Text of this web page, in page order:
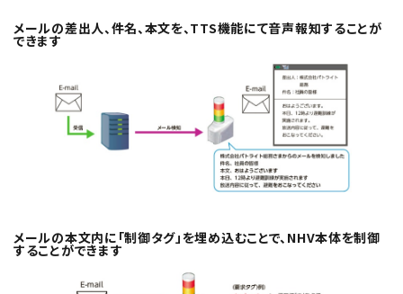
メールの差出人、件名、本文を、TTS機能にて音声報知することが
できます
メールの本文内に「制御タグ」を埋め込むことで、NHV本体を制御
することができます